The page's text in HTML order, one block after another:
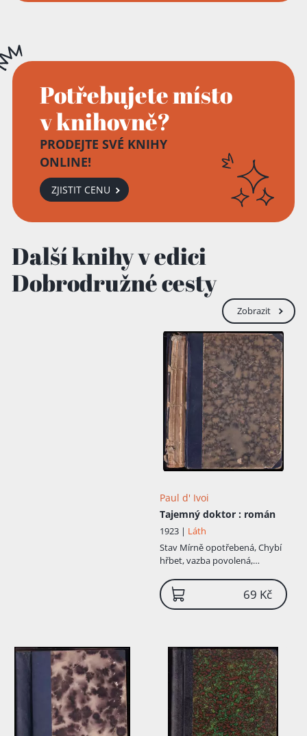
Potřebujete místo
v knihovně?
PRODEJTE SVÉ KNIHY
ONLINE!
ZJISTIT CENU
Další knihy v edici
Dobrodružné cesty
Zobrazit
Paul d' Ivoi
Tajemný doktor : román
1923 | Láth
Stav Mírně opotřebená, Chybí
hřbet, vazba povolená,
stav
69 Kč
Přidáno do košíku!